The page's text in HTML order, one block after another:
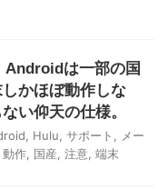
Androidは一部の国
かほぼ動作しな
い仰天の仕様。
Hulu サポート
メー
動作 国産 注意 端末